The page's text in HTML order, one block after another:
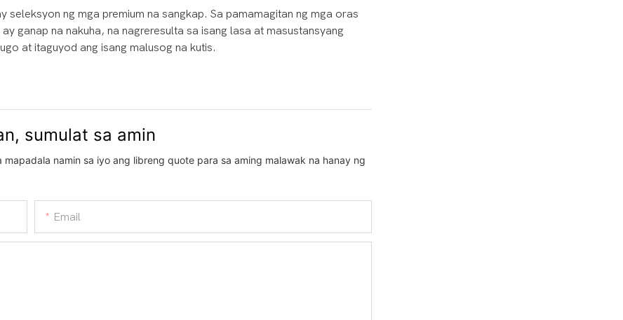
seleksyon ng mga premium na sangkap. Sa pamamagitan ng mga oras
ganap na nakuha, na nagreresulta sa isang lasa at masustansyang
at itaguyod ang isang malusog na kutis.
sumulat sa amin
namin sa iyo ang libreng quote para sa aming malawak na hanay ng
Email